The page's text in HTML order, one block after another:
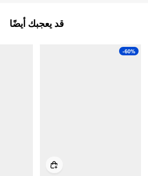
قد يعجبك أيضًا
-60%